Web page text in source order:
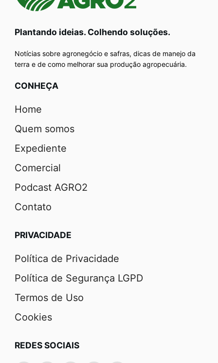
Plantando ideias. Colhendo soluções.
Notícias sobre agronegócio e safras, dicas de manejo da
terra e de como melhorar sua produção agropecuária.
CONHEÇA
Home
Quem somos
Expediente
Comercial
Podcast AGRO2
Contato
PRIVACIDADE
Política de Privacidade
Política de Segurança LGPD
Termos de Uso
Cookies
REDES SOCIAIS